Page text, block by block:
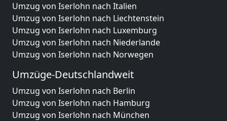
Umzug von Iserlohn nach Italien
Umzug von Iserlohn nach Liechtenstein
Umzug von Iserlohn nach Luxemburg
Umzug von Iserlohn nach Niederlande
Umzug von Iserlohn nach Norwegen
Umzüge-Deutschlandweit
Umzug von Iserlohn nach Berlin
Umzug von Iserlohn nach Hamburg
Umzug von Iserlohn nach München